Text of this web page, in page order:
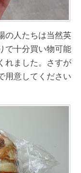
の人たちは当然英
で十分買い物可能
れました。さすが
用意してください